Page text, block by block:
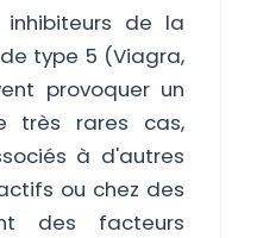
inhibiteurs de la
type 5 (Viagra,
provoquer un
très rares cas,
à d'autres
ou chez des
des facteurs